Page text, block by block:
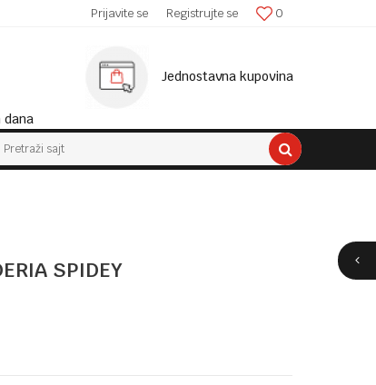
SIGURNA ISPORUKA! 0
Prijavite se Registrujte se
dana
Jednostavna kupovina
Pretraži sajt
SPIDEY